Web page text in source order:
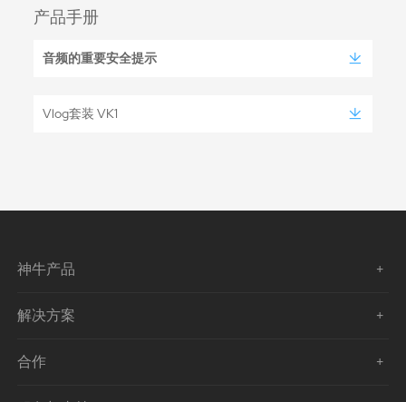
产品手册
音频的重要安全提示
Vlog套装 VK1
神牛产品
解决方案
合作